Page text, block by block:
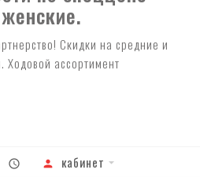
Скидки на средние и
Ходовой ассортимент
кабинет